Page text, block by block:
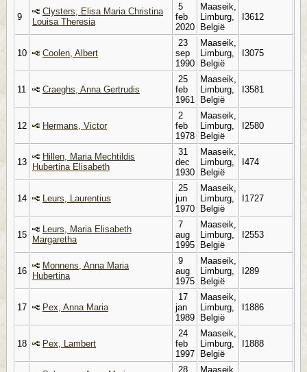
9
Clysters, Elisa Maria Christina
Louisa Theresia
5
feb
2020
Maaseik,
Limburg,
België
I3612
10 Coolen, Albert
23
sep
1990
Maaseik,
Limburg,
België
I3075
11 Craeghs, Anna Gertrudis
25
feb
1961
Maaseik,
Limburg,
België
I3581
12 Hermans, Victor
2
feb
1978
Maaseik,
Limburg,
België
I2580
13
Hillen, Maria Mechtildis
Hubertina Elisabeth
31
dec
1930
Maaseik,
Limburg,
België
I474
14 Leurs, Laurentius
25
jun
1970
Maaseik,
Limburg,
België
I1727
15
Leurs, Maria Elisabeth
Margaretha
7
aug
1995
Maaseik,
Limburg,
België
I2553
16
Monnens, Anna Maria
Hubertina
9
aug
1975
Maaseik,
Limburg,
België
I289
17 Pex, Anna Maria
17
jan
1989
Maaseik,
Limburg,
België
I1886
18 Pex, Lambert
24
feb
1997
Maaseik,
Limburg,
België
I1888
28
Maaseik,